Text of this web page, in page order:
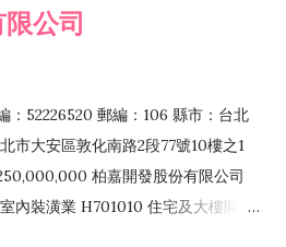
公司
：52226520 郵編：106 縣市：台北
市大安區敦化南路2段77號10樓之1
柏嘉開發股份有限公司
內裝潢業 H701010 住宅及大樓開發